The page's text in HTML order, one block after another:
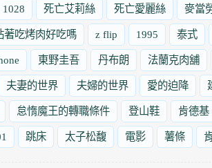
1028 死亡艾莉絲 死亡愛麗絲 麥當
著吃烤肉好吃嗎 z flip 1995 泰式
東野圭吾 丹布朗 法蘭克肉舖
夫妻的世界 夫婦的世界 愛的迫降
怠惰魔王的轉職條件 登山鞋 肯德基
跳床 太子松馥 電影 薯條